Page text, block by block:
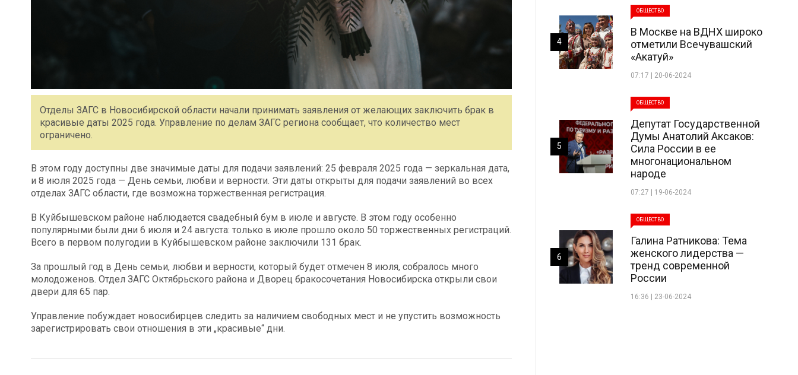
Отделы ЗАГС в Новосибирской области начали принимать заявления от желающих заключить брак в
красивые даты 2025 года. Управление по делам ЗАГС региона сообщает, что количество мест
ограничено.
В этом году доступны две значимые даты для подачи заявлений: 25 февраля 2025 года — зеркальная дата,
и 8 июля 2025 года — День семьи, любви и верности. Эти даты открыты для подачи заявлений во всех
отделах ЗАГС области, где возможна торжественная регистрация.
В Куйбышевском районе наблюдается свадебный бум в июле и августе. В этом году особенно
популярными были дни 6 июля и 24 августа: только в июле прошло около 50 торжественных регистраций.
Всего в первом полугодии в Куйбышевском районе заключили 131 брак.
За прошлый год в День семьи, любви и верности, который будет отмечен 8 июля, собралось много
молодоженов. Отдел ЗАГС Октябрьского района и Дворец бракосочетания Новосибирска открыли свои
двери для 65 пар.
Управление побуждает новосибирцев следить за наличием свободных мест и не упустить возможность
зарегистрировать свои отношения в эти „красивые“ дни.
ОБЩЕСТВО
В Москве на ВДНХ широко
отметили Всечувашский
«Акатуй»
07:17 | 20-06-2024
4
ОБЩЕСТВО
Депутат Государственной
Думы Анатолий Аксаков:
Сила России в ее
многонациональном
народе
07:27 | 19-06-2024
5
ОБЩЕСТВО
Галина Ратникова: Тема
женского лидерства —
тренд современной
России
16:36 | 23-06-2024
6